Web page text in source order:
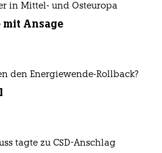
in Mittel- und Osteuropa
Ansage
den Energiewende-Rollback?
tagte zu CSD-Anschlag